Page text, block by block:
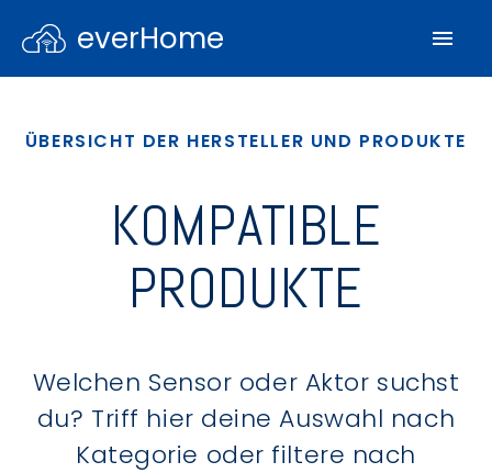
everHome
ÜBERSICHT DER HERSTELLER UND PRODUKTE
KOMPATIBLE
PRODUKTE
Welchen Sensor oder Aktor suchst
du? Triff hier deine Auswahl nach
Kategorie oder filtere nach